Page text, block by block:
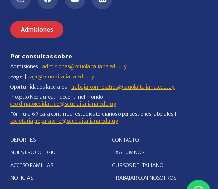
Admisiones
Por consultas sobre:
Admisiones | admisiones@scuolaitaliana.edu.uy
Pagos | caja@scuolaitaliana.edu.uy
Oportunidades laborales | trabajarconnosotros@scuolaitaliana.edu.uy
Progetto Neolaureati-docenti nel mondo |
coordinatoredidattico@scuolaitaliana.edu.uy
Fórmula 69 para continuar estudios terciarios o por gestiones laborales |
secretariapreparatorio@scuolaitaliana.edu.uy
DEPORTES
NUESTRO COLEGIO
ACCESO FAMILIAS
NOTICIAS
CONTACTO
EXALUMNOS
CURSOS DE ITALIANO
TRABAJAR CON NOSOTROS